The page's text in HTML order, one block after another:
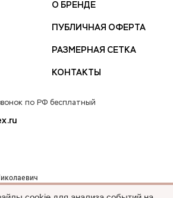
О БРЕНДЕ
ПУБЛИЧНАЯ ОФЕРТА
РАЗМЕРНАЯ СЕТКА
КОНТАКТЫ
по РФ бесплатный